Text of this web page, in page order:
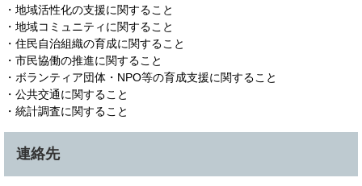
・地域活性化の支援に関すること
・地域コミュニティに関すること
・住民自治組織の育成に関すること
・市民協働の推進に関すること
・ボランティア団体・NPO等の育成支援に関すること
・公共交通に関すること
・統計調査に関すること
連絡先